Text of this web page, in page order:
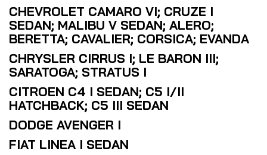
CHEVROLET CAMARO VI; CRUZE I
SEDAN; MALIBU V SEDAN; ALERO;
BERETTA; CAVALIER; CORSICA; EVANDA
CHRYSLER CIRRUS I; LE BARON III;
SARATOGA; STRATUS I
CITROEN C4 I SEDAN; C5 I/II
HATCHBACK; C5 III SEDAN
DODGE AVENGER I
FIAT LINEA I SEDAN